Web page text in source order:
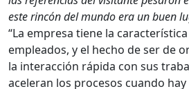
este rincón del mundo era un buen
“La empresa tiene la
empleados, y el hecho de ser de
la interacción rápida con sus
aceleran los procesos cuando